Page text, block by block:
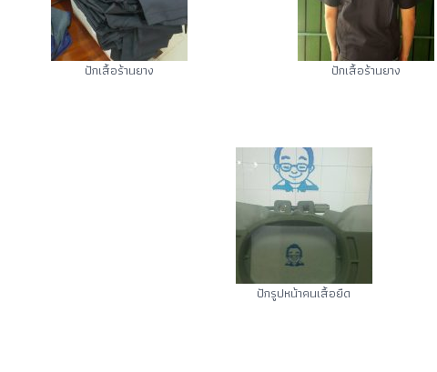
ปักเสื้อร้านยาง ปักเสื้อร้านยาง
ปักรูปหน้าคนเสื้อยืด